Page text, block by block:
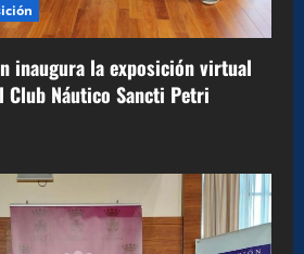
inaugura la exposición virtual
Náutico Sancti Petri